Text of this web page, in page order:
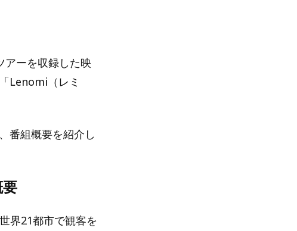
アーを収録した映
Lenomi（レミ
番組概要を紹介し
界21都市で観客を